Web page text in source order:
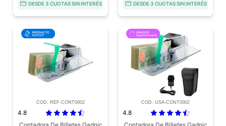
DESDE 3 CUOTAS SIN INTERÉS DESDE 3 CUOTAS SIN INTERÉS
COD. REF-CONT0002
4.8
COD. USA-CONT0002
4.8